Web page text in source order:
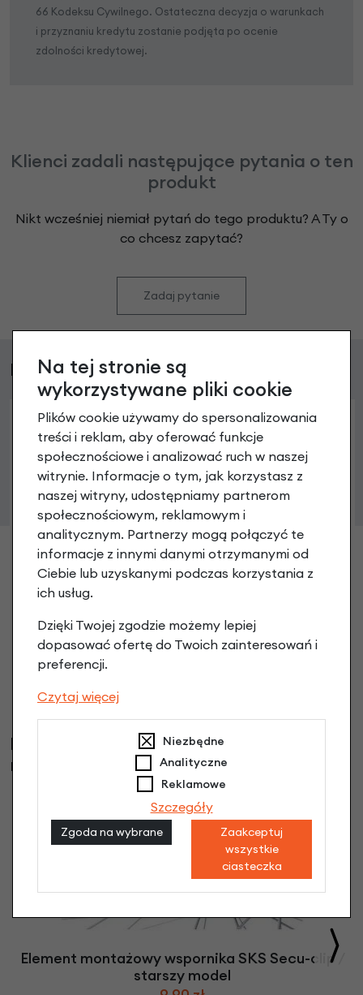
66 Kodeksu Cywilnego. Ostateczna decyzja o warunkach
i przyznaniu kredytu zostanie podjęta po ocenie
zdolności kredytowej.
Klienci zadali następujące pytania o ten
produkt
Nikt wcześniej niemiał pytań do tego produktu? A Ty o
co chcesz zapytać?
Zadaj pytanie
Podobne produkty
Chlapacz błotnika Bibia Old School
Klienci, którzy kupili ten produkt wybrali
również
Element montażowy wspornika SKS Secu-clip /
starszy model
Na tej stronie są
wykorzystywane pliki cookie
Plików cookie używamy do spersonalizowania
treści i reklam, aby oferować funkcje
społecznościowe i analizować ruch w naszej
witrynie. Informacje o tym, jak korzystasz z
naszej witryny, udostępniamy partnerom
społecznościowym, reklamowym i
analitycznym. Partnerzy mogą połączyć te
informacje z innymi danymi otrzymanymi od
Ciebie lub uzyskanymi podczas korzystania z
ich usług.
Dzięki Twojej zgodzie możemy lepiej
dopasować ofertę do Twoich zainteresowań i
preferencji.
Czytaj więcej
Niezbędne
Analityczne
Reklamowe
Szczegóły
Zgoda na wybrane
Zaakceptuj
wszystkie
ciasteczka